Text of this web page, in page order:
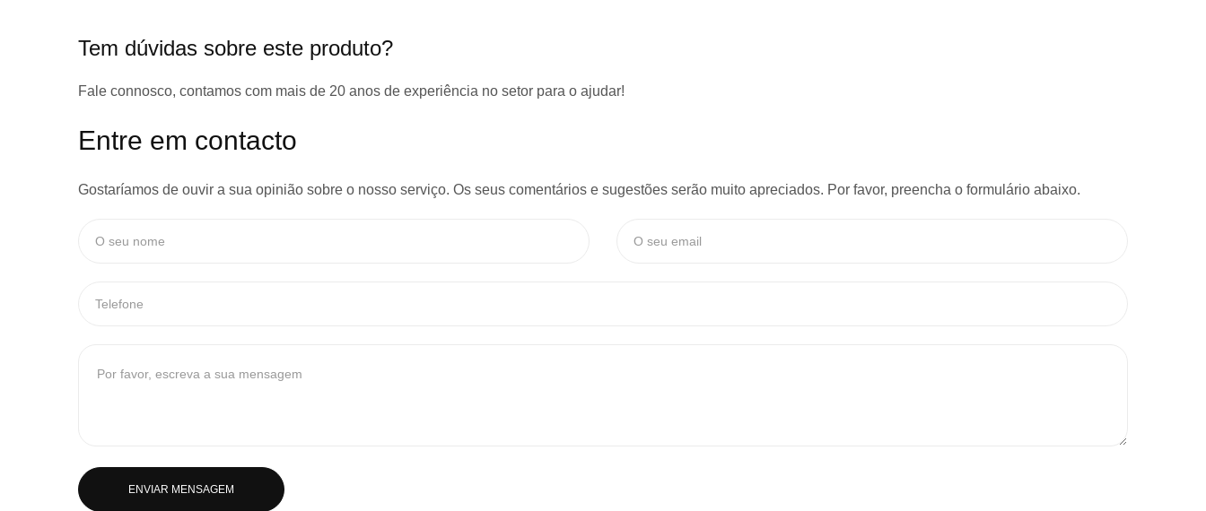
Tem dúvidas sobre este produto?
Fale connosco, contamos com mais de 20 anos de experiência no setor para o ajudar!
Entre em contacto
Gostaríamos de ouvir a sua opinião sobre o nosso serviço. Os seus comentários e sugestões serão muito apreciados. Por favor, preencha o formulário abaixo.
ENVIAR MENSAGEM